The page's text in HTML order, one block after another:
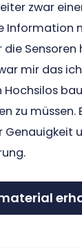
zwar
Information
die
mir das
zu müssen.